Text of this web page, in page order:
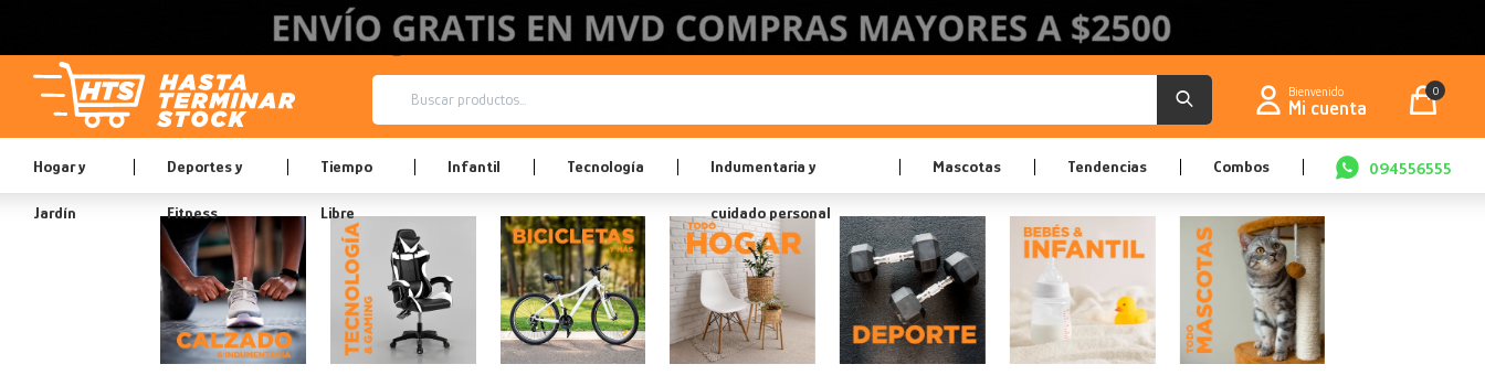
Hogar y
Jardín
Deportes y
Fitness
Tiempo
Libre
Infantil Tecnología Indumentaria y
cuidado personal
Mascotas Tendencias Combos 094556555
0